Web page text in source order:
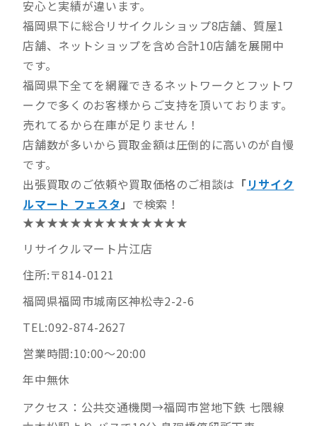
安心と実績が違います。
福岡県下に総合リサイクルショップ8店舗、質屋1
店舗、ネットショップを含め合計10店舗を展開中
です。
福岡県下全てを網羅できるネットワークとフットワ
ークで多くのお客様からご支持を頂いております。
売れてるから在庫が足りません！
店舗数が多いから買取金額は圧倒的に高いのが自慢
です。
出張買取のご依頼や買取価格のご相談は 「リサイク
ルマート フェスタ 」 で検索！
★★★★★★★★★★★★★★
リサイクルマート片江店
住所:〒814-0121
福岡県福岡市城南区神松寺2-2-6
TEL:092-874-2627
営業時間:10:00～20:00
年中無休
アクセス：公共交通機関→福岡市営地下鉄 七隈線